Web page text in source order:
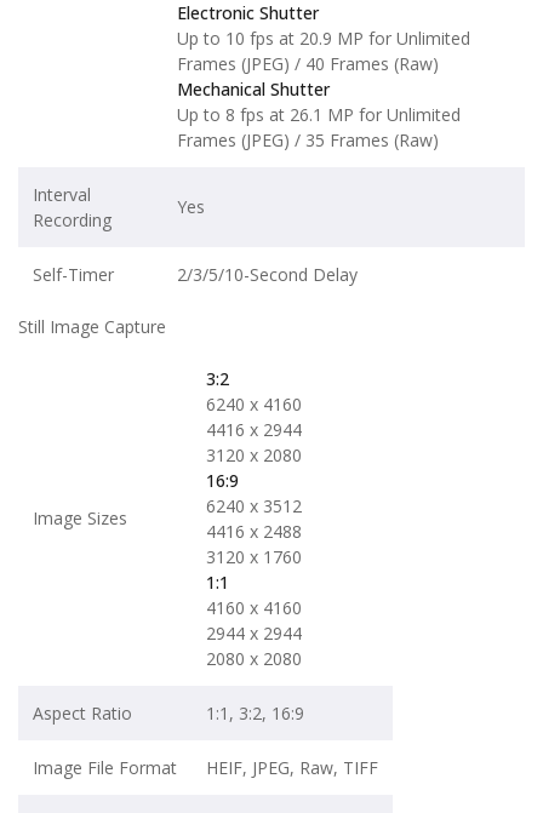
Electronic Shutter
Up to 10 fps at 20.9 MP for Unlimited
Frames (JPEG) / 40 Frames (Raw)
Mechanical Shutter
Up to 8 fps at 26.1 MP for Unlimited
Frames (JPEG) / 35 Frames (Raw)
Interval
Recording
Yes
Self-Timer 2/3/5/10-Second Delay
Still Image Capture
Image Sizes
3:2
6240 x 4160
4416 x 2944
3120 x 2080
16:9
6240 x 3512
4416 x 2488
3120 x 1760
1:1
4160 x 4160
2944 x 2944
2080 x 2080
Aspect Ratio 1:1, 3:2, 16:9
Image File Format HEIF, JPEG, Raw, TIFF